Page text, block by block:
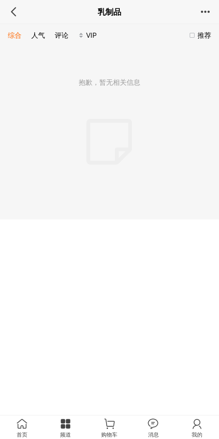
乳制品
推荐
综合 人气 评论 VIP
抱歉，暂无相关信息
首页 频道 购物车 消息 我的